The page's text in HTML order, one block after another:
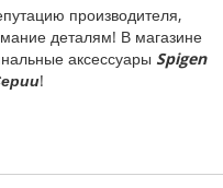
производителя,
деталям! В магазине
аксессуары Spigen
!